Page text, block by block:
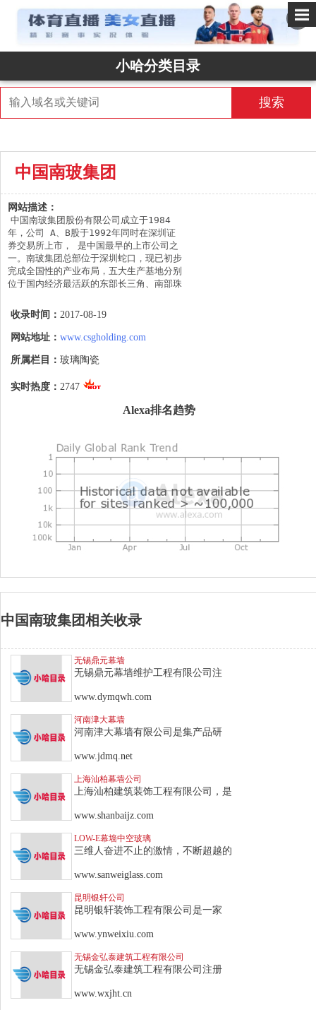
✕
小哈分类目录
搜索
中国南玻集团
网站描述：
中国南玻集团股份有限公司成立于1984
年，公司 A、B股于1992年同时在深圳证
券交易所上市， 是中国最早的上市公司之
一。南玻集团总部位于深圳蛇口，现已初步
完成全国性的产业布局，五大生产基地分别
位于国内经济最活跃的东部长三角、南部珠
部的湖北片区，在深圳、东莞、成都、天
津、廊坊、吴江、宜昌、咸宁、四川江油、
广东英德等地建有大型生产或原料基地，在
行业最具竞争力和影响力的大型企业集团。
收录时间： 2017-08-19
网站地址： www.csgholding.com
所属栏目： 玻璃陶瓷
实时热度： 2747
Alexa排名趋势
中国南玻集团相关收录
无锡鼎元幕墙
无锡鼎元幕墙维护工程有限公司注
www.dymqwh.com
河南津大幕墙
河南津大幕墙有限公司是集产品研
www.jdmq.net
上海汕柏幕墙公司
上海汕柏建筑装饰工程有限公司，是
www.shanbaijz.com
LOW-E幕墙中空玻璃
三维人奋进不止的激情，不断超越的
www.sanweiglass.com
昆明银轩公司
昆明银轩装饰工程有限公司是一家
www.ynweixiu.com
无锡金弘泰建筑工程有限公司
无锡金弘泰建筑工程有限公司注册
www.wxjht.cn